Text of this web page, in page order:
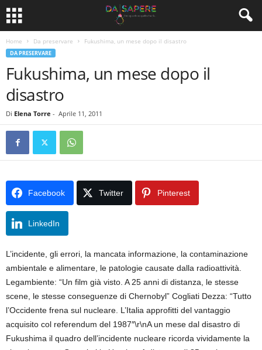
Home Da preservare Fukushima, un mese dopo il disastro
DA PRESERVARE
Fukushima, un mese dopo il
disastro
Di Elena Torre - Aprile 11, 2011
Facebook Twitter Pinterest
LinkedIn
L’incidente, gli errori, la mancata informazione, la contaminazione
ambientale e alimentare, le patologie causate dalla radioattività.
Legambiente: “Un film già visto. A 25 anni di distanza, le stesse
scene, le stesse conseguenze di Chernobyl” Cogliati Dezza: “Tutto
l’Occidente frena sul nucleare. L’Italia approfitti del vantaggio
acquisito col referendum del 1987″\r\nA un mese dal disastro di
Fukushima il quadro dell’incidente nucleare ricorda vividamente la